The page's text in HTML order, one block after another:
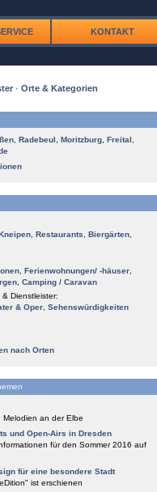
KONTAKT
· Orte & Kategorien
Radebeul Moritzburg Freital
Restaurants Biergärten
Ferienwohnungen/ -häuser
Camping / Caravan
& Dienstleister:
& Oper Sehenswürdigkeiten
nach Orten
Melodien an der Elbe
und Open-Airs in Dresden
für den Sommer 2016 auf
für eine besondere Stadt
ist erschienen